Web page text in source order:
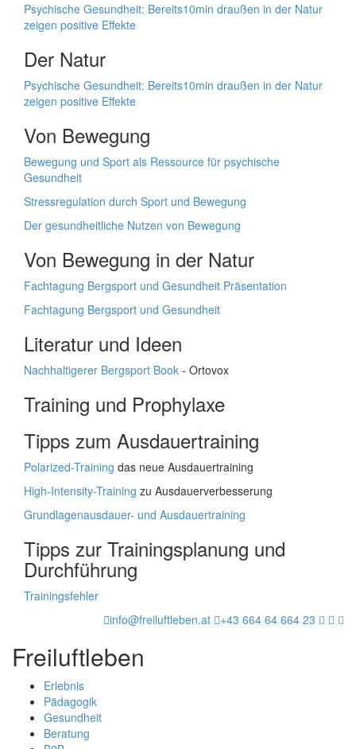
Psychische Gesundheit: Bereits10min draußen in der Natur
zeigen positive Effekte
Der Natur
Psychische Gesundheit: Bereits10min draußen in der Natur
zeigen positive Effekte
Von Bewegung
Bewegung und Sport als Ressource für psychische
Gesundheit
Stressregulation durch Sport und Bewegung
Der gesundheitliche Nutzen von Bewegung
Von Bewegung in der Natur
Fachtagung Bergsport und Gesundheit Präsentation
Fachtagung Bergsport und Gesundheit
Literatur und Ideen
Nachhaltigerer Bergsport Book - Ortovox
Training und Prophylaxe
Tipps zum Ausdauertraining
Polarized-Training das neue Ausdauertraining
High-Intensity-Training zu Ausdauerverbesserung
Grundlagenausdauer- und Ausdauertraining
Tipps zur Trainingsplanung und
Durchführung
Trainingsfehler
info@freiluftleben.at
+43 664 64 664 23
Freiluftleben
Erlebnis
Pädagogik
Gesundheit
Beratung